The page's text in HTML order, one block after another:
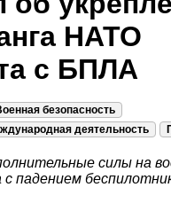
НАТО
с БПЛА
безопасность
деятельность
силы на
падением